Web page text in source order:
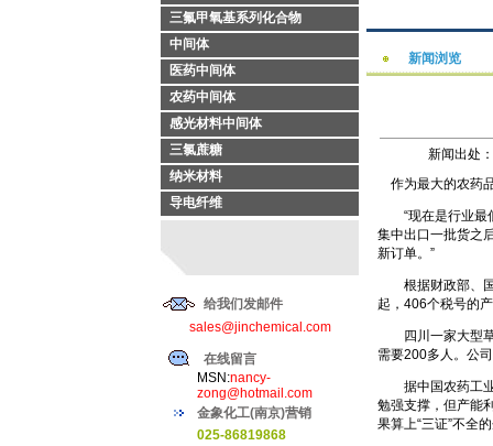
三氟甲氧基系列化合物
中间体
医药中间体
农药中间体
感光材料中间体
三氯蔗糖
纳米材料
导电纤维
给我们发邮件
sales@jinchemical.com
在线留言
MSN:nancy-
zong@hotmail.com
金象化工(南京)营销
025-86819868
新闻浏览
新闻出处
作为最大的农药
“现在是行业最低
集中出口一批货之
新订单。”
根据财政部、国
起，406个税号的
四川一家大型草
需要200多人。公
据中国农药工业
勉强支撑，但产能
果算上“三证”不全